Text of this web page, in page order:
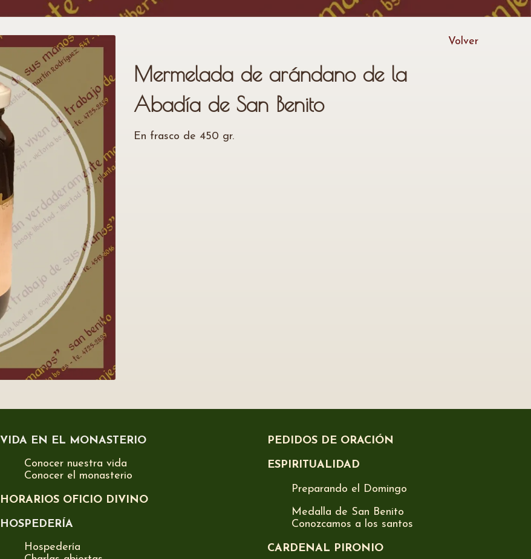
Volver
Mermelada de arándano de la
Abadía de San Benito
En frasco de 450 gr.
VIDA EN EL MONASTERIO
Conocer nuestra vida
Conocer el monasterio
HORARIOS OFICIO DIVINO
HOSPEDERÍA
Hospedería
PEDIDOS DE ORACIÓN
ESPIRITUALIDAD
Preparando el Domingo
Medalla de San Benito
Conozcamos a los santos
CARDENAL PIRONIO